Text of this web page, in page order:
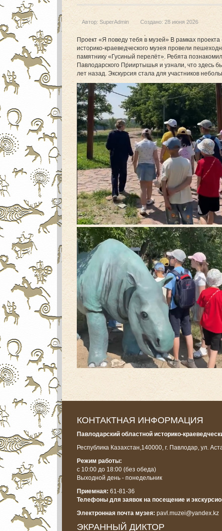
Автор: SuperAdmin Создано: 28 июня 2026
Проект «Я поведу тебя в музей» В рамках
историко-краеведческого музея провели
памятнику «Гусиный перелёт». Ребята
Павлодарского Прииртышья и узнали, что здесь
лет назад. Экскурсия стала для участников
КОНТАКТНАЯ ИНФОРМАЦИЯ
Павлодарский областной историко-
Республика Казахстан, 140000, г. Павлодар, ул.
Режим работы:
с 10:00 до 18:00 (без обеда)
Выходной день - понедельник
Приемная: 61-81-36
Телефоны для заявок на посещение и
Электронная почта музея: pavl.muzei@yandex.kz
ЭКРАННЫЙ ДИКТОР